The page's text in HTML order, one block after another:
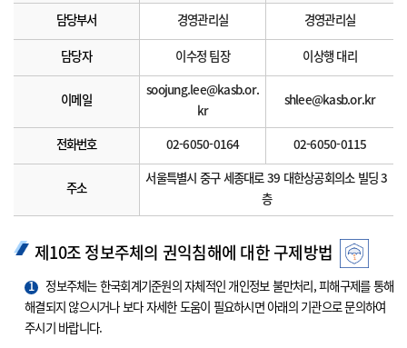
담당부서 경영관리실 경영관리실
담당자 이수정 팀장 이상행 대리
이메일
soojung.lee@kasb.or.
kr
shlee@kasb.or.kr
전화번호 02-6050-0164 02-6050-0115
주소
서울특별시 중구 세종대로 39 대한상공회의소 빌딩 3
층
제10조 정보주체의 권익침해에 대한 구제방법
1
정보주체는 한국회계기준원의 자체적인 개인정보 불만처리, 피해구제를 통해
해결되지 않으시거나 보다 자세한 도움이 필요하시면 아래의 기관으로 문의하여
주시기 바랍니다.